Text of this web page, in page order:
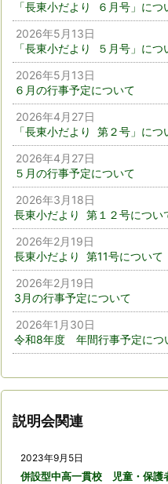
「長東小だより ６月号」につ
2026年5月13日
「長東小だより ５月号」につ
2026年5月13日
６月の行事予定について
2026年4月27日
「長東小だより 第２号」につ
2026年4月27日
５月の行事予定について
2026年3月18日
長東小だより 第１２号につい
2026年2月19日
長東小だより 第11号について
2026年2月19日
3月の行事予定について
2026年1月30日
令和8年度 年間行事予定につ
説明会関連
2023年9月5日
併設型中高一貫校 児童・保護